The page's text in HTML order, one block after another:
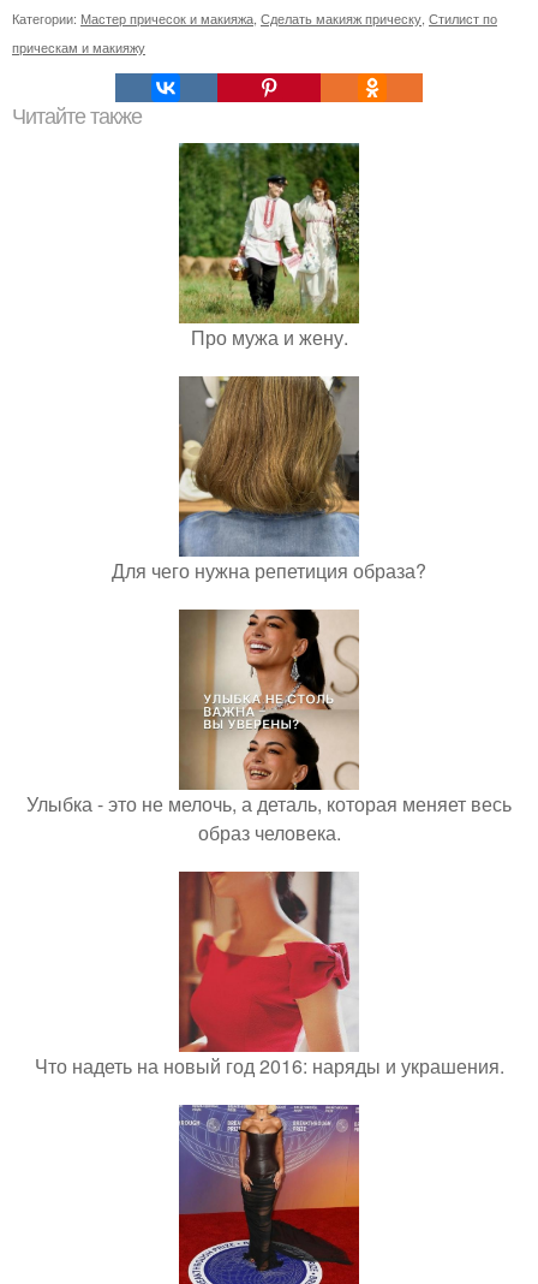
Категории: Мастер причесок и макияжа Сделать макияж прическу Стилист по
прическам и макияжу
Читайте также
Про мужа и жену.
Для чего нужна репетиция образа?
Улыбка - это не мелочь, а деталь, которая меняет весь
образ человека.
Что надеть на новый год 2016: наряды и украшения.